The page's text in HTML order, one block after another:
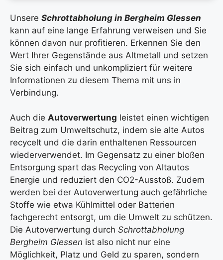
Unsere Schrottabholung in Bergheim Glessen
kann auf eine lange Erfahrung verweisen und Sie
können davon nur profitieren. Erkennen Sie den
Wert Ihrer Gegenstände aus Altmetall und setzen
Sie sich einfach und unkompliziert für weitere
Informationen zu diesem Thema mit uns in
Verbindung.
Auch die Autoverwertung leistet einen wichtigen
Beitrag zum Umweltschutz, indem sie alte Autos
recycelt und die darin enthaltenen Ressourcen
wiederverwendet. Im Gegensatz zu einer bloßen
Entsorgung spart das Recycling von Altautos
Energie und reduziert den CO2-Ausstoß. Zudem
werden bei der Autoverwertung auch gefährliche
Stoffe wie etwa Kühlmittel oder Batterien
fachgerecht entsorgt, um die Umwelt zu schützen.
Die Autoverwertung durch Schrottabholung
Bergheim Glessen ist also nicht nur eine
Möglichkeit, Platz und Geld zu sparen, sondern